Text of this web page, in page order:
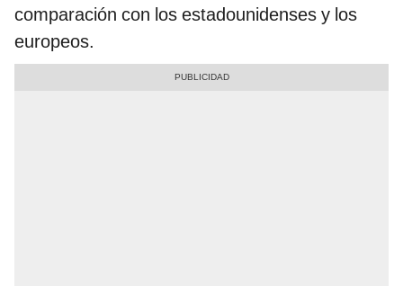
comparación con los estadounidenses y los
europeos.